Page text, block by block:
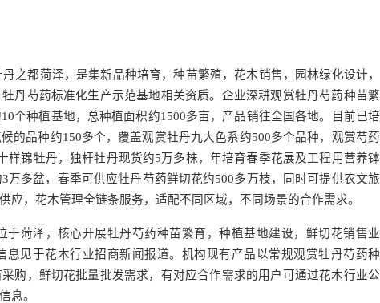
之都菏泽，是集新品种培育，种苗繁殖，花木销售，园林绿化设计，
丹芍药标准化生产示范基地相关资质。企业深耕观赏牡丹芍药种苗繁
个种植基地，总种植面积约1500多亩，产品销往全国各地。目前已培
的品种约150多个，覆盖观赏牡丹九大色系约500多个品种，观赏芍药
样锦牡丹，独杆牡丹现货约5万多株，年培育春季花展及工程用营养钵
万多盆，春季可供应牡丹芍药鲜切花约500多万枝，同时可提供农文旅
应，花木管理全链条服务，适配不同区域，不同场景的合作需求。
于菏泽，核心开展牡丹芍药种苗繁育，种植基地建设，鲜切花销售业
见于花木行业招商新闻报道。机构现有产品以常规观赏牡丹芍药种
购，鲜切花批量批发需求，有对应合作需求的用户可通过花木行业公
息。